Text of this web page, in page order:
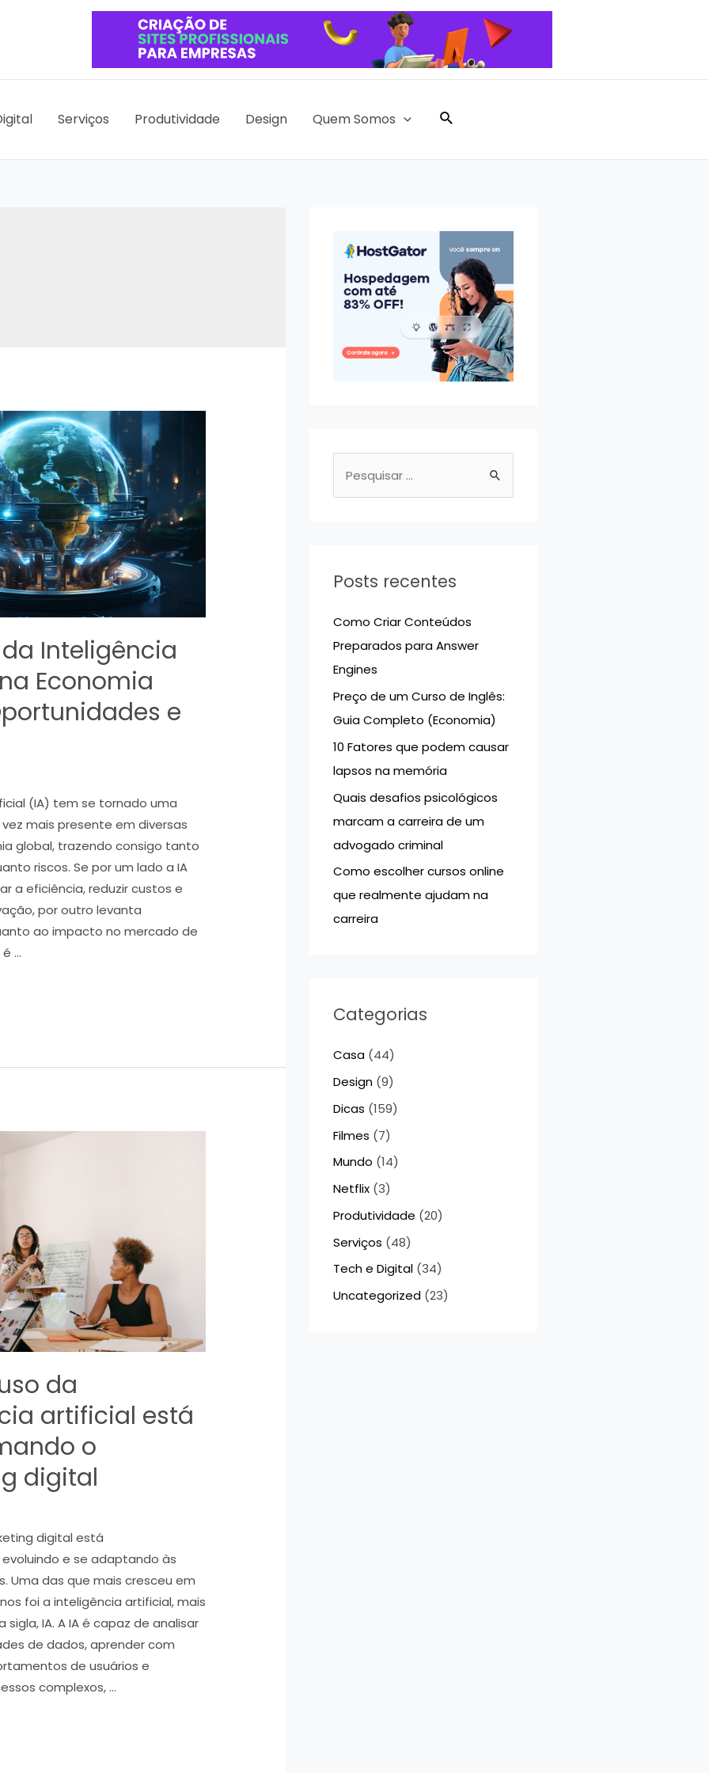
Serviços Produtividade Design Quem Somos Pesquisar
Inteligência
Economia
e
(IA) tem se tornado uma
mais presente em diversas
global, trazendo consigo tanto
riscos. Se por um lado a IA
a eficiência, reduzir custos e
por outro levanta
ao impacto no mercado de
…
da
artificial está
o
digital
digital está
e se adaptando às
Uma das que mais cresceu em
foi a inteligência artificial, mais
sigla, IA. A IA é capaz de analisar
de dados, aprender com
de usuários e
complexos, …
a
r
p
o
r
:
Posts recentes
Como Criar Conteúdos
Preparados para Answer
Engines
Preço de um Curso de Inglês:
Guia Completo (Economia)
10 Fatores que podem causar
lapsos na memória
Quais desafios psicológicos
marcam a carreira de um
advogado criminal
Como escolher cursos online
que realmente ajudam na
carreira
Categorias
Casa(44)
Design(9)
Dicas (159)
Filmes (7)
Mundo (14)
Netflix(3)
Produtividade (20)
Serviços (48)
Tech e Digital(34)
Uncategorized(23)